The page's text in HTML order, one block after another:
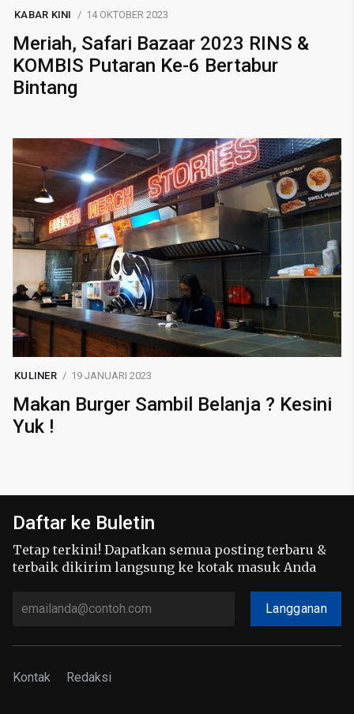
KABAR KINI 14 OKTOBER 2023
Meriah, Safari Bazaar 2023 RINS &
KOMBIS Putaran Ke-6 Bertabur
Bintang
KULINER 19 JANUARI 2023
Makan Burger Sambil Belanja ? Kesini
Yuk !
Daftar ke Buletin
Tetap terkini! Dapatkan semua posting terbaru &
terbaik dikirim langsung ke kotak masuk Anda
Langganan
Kontak Redaksi